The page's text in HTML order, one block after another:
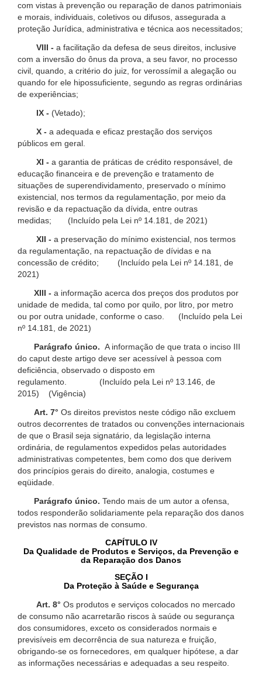
com vistas à prevenção ou reparação de danos patrimoniais
e morais, individuais, coletivos ou difusos, assegurada a
proteção Jurídica, administrativa e técnica aos necessitados;
VIII - a facilitação da defesa de seus direitos, inclusive
com a inversão do ônus da prova, a seu favor, no processo
civil, quando, a critério do juiz, for verossímil a alegação ou
quando for ele hipossuficiente, segundo as regras ordinárias
de experiências;
IX - (Vetado);
X - a adequada e eficaz prestação dos serviços
públicos em geral.
XI - a garantia de práticas de crédito responsável, de
educação financeira e de prevenção e tratamento de
situações de superendividamento, preservado o mínimo
existencial, nos termos da regulamentação, por meio da
revisão e da repactuação da dívida, entre outras
medidas; (Incluído pela Lei nº 14.181, de 2021)
XII - a preservação do mínimo existencial, nos termos
da regulamentação, na repactuação de dívidas e na
concessão de crédito; (Incluído pela Lei nº 14.181, de
2021)
XIII - a informação acerca dos preços dos produtos por
unidade de medida, tal como por quilo, por litro, por metro
ou por outra unidade, conforme o caso. (Incluído pela Lei
nº 14.181, de 2021)
Parágrafo único. A informação de que trata o inciso III
do caput deste artigo deve ser acessível à pessoa com
deficiência, observado o disposto em
regulamento. (Incluído pela Lei nº 13.146, de
2015) (Vigência)
Art. 7° Os direitos previstos neste código não excluem
outros decorrentes de tratados ou convenções internacionais
de que o Brasil seja signatário, da legislação interna
ordinária, de regulamentos expedidos pelas autoridades
administrativas competentes, bem como dos que derivem
dos princípios gerais do direito, analogia, costumes e
eqüidade.
Parágrafo único. Tendo mais de um autor a ofensa,
todos responderão solidariamente pela reparação dos danos
previstos nas normas de consumo.
CAPÍTULO IV
Da Qualidade de Produtos e Serviços, da Prevenção e
da Reparação dos Danos
SEÇÃO I
Da Proteção à Saúde e Segurança
Art. 8° Os produtos e serviços colocados no mercado
de consumo não acarretarão riscos à saúde ou segurança
dos consumidores, exceto os considerados normais e
previsíveis em decorrência de sua natureza e fruição,
obrigando-se os fornecedores, em qualquer hipótese, a dar
as informações necessárias e adequadas a seu respeito.